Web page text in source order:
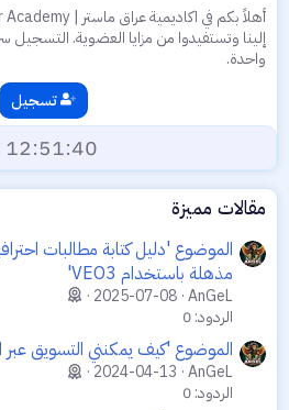
إلينا وتستفيدوا من مزايا العضوية.
واحدة.
تسجيل
12:51:40 م
مقالات مميزة
الموضوع 'دليل كتابة مطالبات
مذهلة باستخدام VEO3'
AnGeL
2025-07-08
الردود: 0
الموضوع 'كيف يمكنني التسويق عبر
AnGeL
2024-04-13
الردود: 0